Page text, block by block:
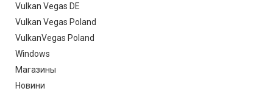
Vulkan Vegas DE
Vulkan Vegas Poland
VulkanVegas Poland
Windows
Магазины
Новини